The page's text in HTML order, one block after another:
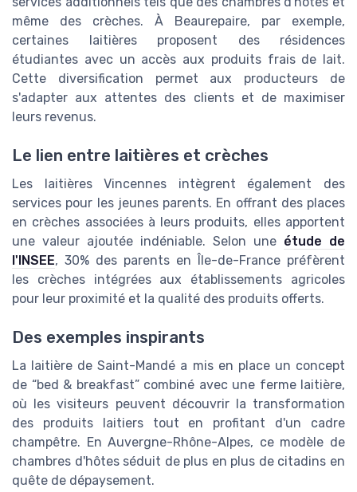
même des crèches. À Beaurepaire, par exemple,
certaines laitières proposent des résidences
étudiantes avec un accès aux produits frais de lait.
Cette diversification permet aux producteurs de
s'adapter aux attentes des clients et de maximiser
leurs revenus.
Le lien entre laitières et crèches
Les laitières Vincennes intègrent également des
services pour les jeunes parents. En offrant des places
en crèches associées à leurs produits, elles apportent
une valeur ajoutée indéniable. Selon une étude de
l'INSEE, 30% des parents en Île-de-France préfèrent
les crèches intégrées aux établissements agricoles
pour leur proximité et la qualité des produits offerts.
Des exemples inspirants
La laitière de Saint-Mandé a mis en place un concept
de “bed & breakfast” combiné avec une ferme laitière,
où les visiteurs peuvent découvrir la transformation
des produits laitiers tout en profitant d'un cadre
champêtre. En Auvergne-Rhône-Alpes, ce modèle de
chambres d'hôtes séduit de plus en plus de citadins en
quête de dépaysement.